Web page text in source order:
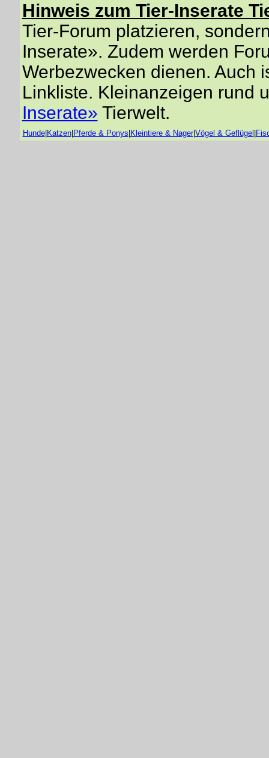
Hinweis zum Tier-Inserate
Tier-Forum platzieren,
Inserate». Zudem werden
Werbezwecken dienen. Auch
Linkliste. Kleinanzeigen rund
Inserate» Tierwelt.
Hunde| Katzen| Pferde & Ponys Kleintiere & Nager|Vögel & Geflügel